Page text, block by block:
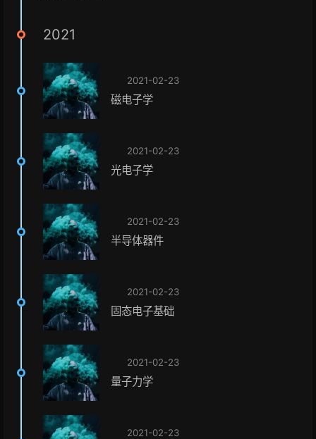
2021
2021-02-23
磁电子学
2021-02-23
光电子学
2021-02-23
半导体器件
2021-02-23
固态电子基础
2021-02-23
量子力学
2021-02-23